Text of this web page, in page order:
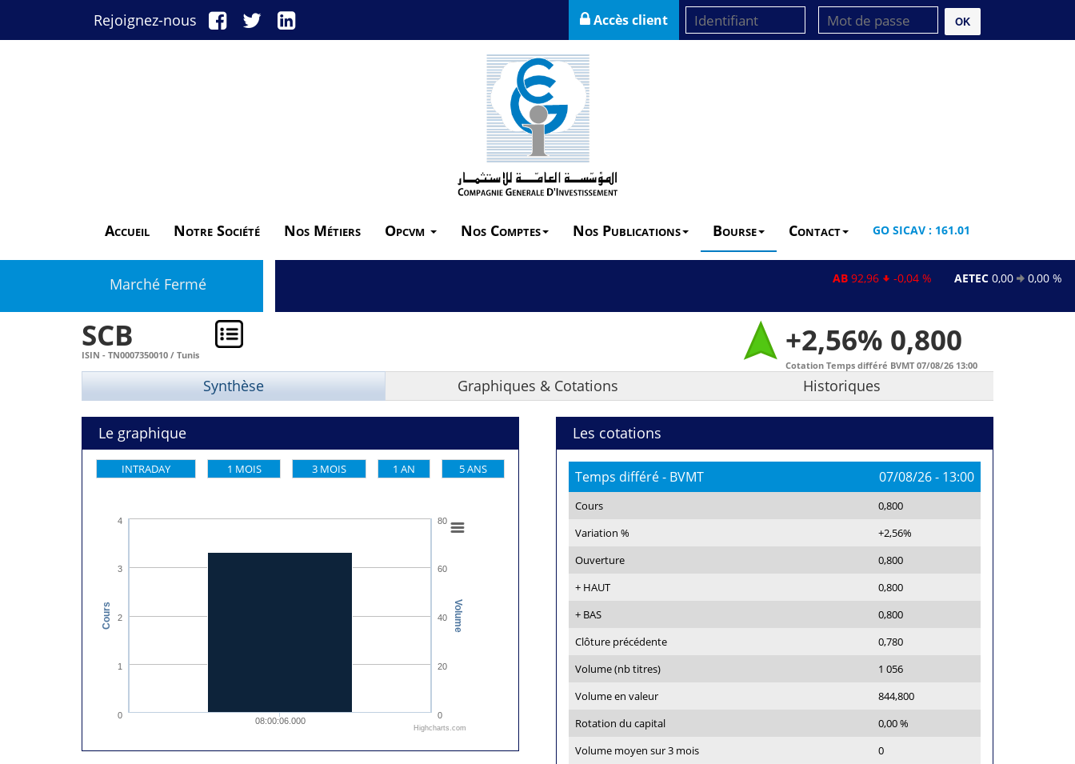
Rejoignez-nous Accès client OK
Accueil Notre Société Nos Métiers Opcvm Nos Comptes Nos Publications Bourse Contact GO SICAV : 161.01
Marché Fermé 92,96 -0,04 % AETEC 0,00 0,00 % AL
SCB
ISIN - TN0007350010 / Tunis +2,56% 0,800
Cotation Temps différé BVMT 07/08/26 13:00
Synthèse Graphiques & Cotations Historiques
Le graphique
INTRADAY 1 MOIS 3 MOIS 1 AN 5 ANS
Cours Volume
08:00:06.000
0
1
2
3
4
0
20
40
60
80
Highcharts.com
Les cotations
Temps différé - BVMT 07/08/26- 13:00
Cours
0,800
Variation %
+2,56%
Ouverture
0,800
+ HAUT
0,800
+ BAS
0,800
Clôture précédente
0,780
Volume (nb titres)
1 056
Volume en valeur
844,800
Rotation du capital
0,00 %
Volume moyen sur 3 mois
0